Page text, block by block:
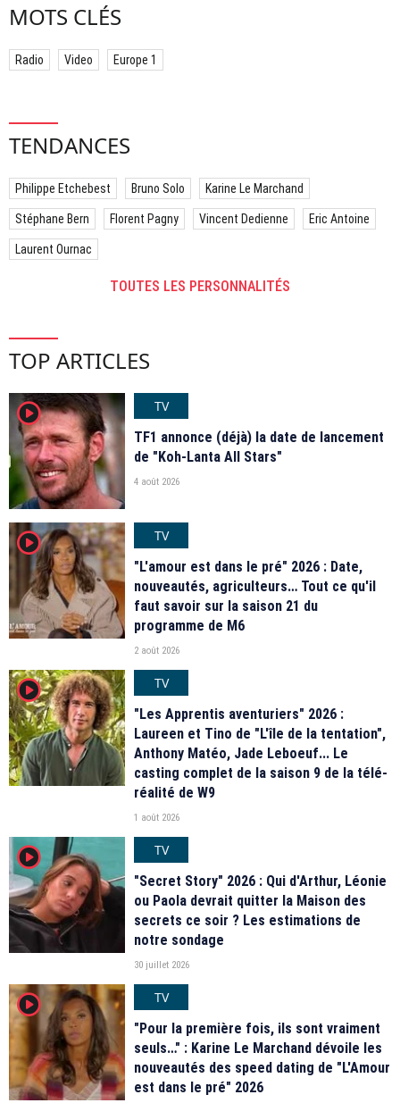
MOTS CLÉS
Radio Video Europe 1
TENDANCES
Philippe Etchebest Bruno Solo Karine Le Marchand
Stéphane Bern Florent Pagny Vincent Dedienne Eric Antoine
Laurent Ournac
TOUTES LES PERSONNALITÉS
TOP ARTICLES
player2
TV
TF1 annonce (déjà) la date de lancement
de "Koh-Lanta All Stars"
4 août 2026
player2
TV
"L'amour est dans le pré" 2026 : Date,
nouveautés, agriculteurs… Tout ce qu'il
faut savoir sur la saison 21 du
programme de M6
2 août 2026
player2
TV
"Les Apprentis aventuriers" 2026 :
Laureen et Tino de "L'île de la tentation",
Anthony Matéo, Jade Leboeuf... Le
casting complet de la saison 9 de la télé-
réalité de W9
1 août 2026
player2
TV
"Secret Story" 2026 : Qui d'Arthur, Léonie
ou Paola devrait quitter la Maison des
secrets ce soir ? Les estimations de
notre sondage
30 juillet 2026
player2
TV
"Pour la première fois, ils sont vraiment
seuls…" : Karine Le Marchand dévoile les
nouveautés des speed dating de "L'Amour
est dans le pré" 2026